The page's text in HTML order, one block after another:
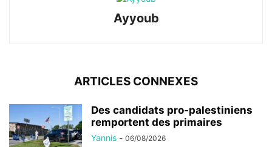
Ayyoub
ARTICLES CONNEXES
Des candidats pro-palestiniens
remportent des primaires
Yannis - 06/08/2026